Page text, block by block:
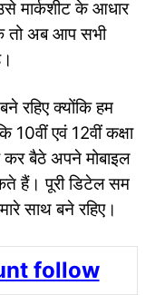
मार्कशीट के आधार
तो अब आप सभी
क्योंकि हम
10वीं एवं 12वीं कक्षा
कर बैठे अपने मोबाइल
हैं। पूरी डिटेल सम
साथ बने रहिए।
follow